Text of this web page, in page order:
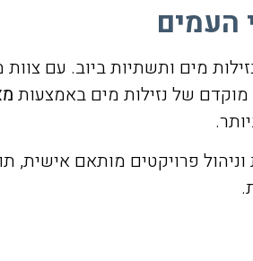
העמים
מים ותשתיות ביוב. עם
מוקדם של נזילות מים באמצעות
פרויקטים מותאם אישית,